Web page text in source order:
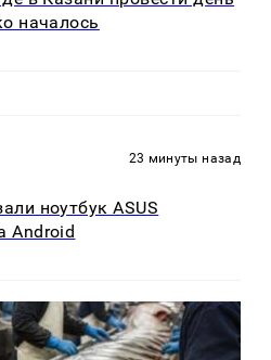
началось
23 минуты назад
ноутбук ASUS
Android